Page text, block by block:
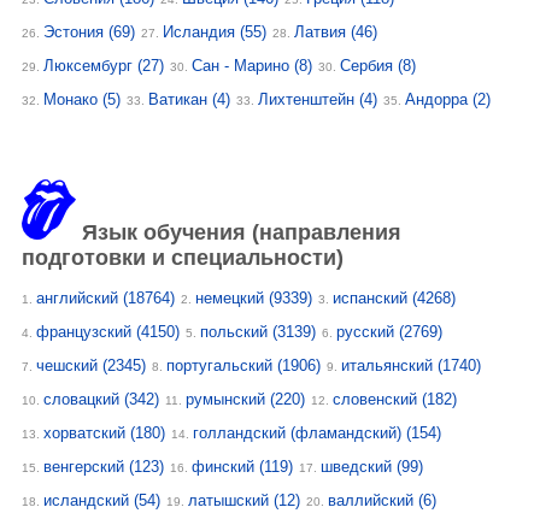
26. Эстония (69) 27. Исландия (55) 28. Латвия (46)
29. Люксембург (27) 30. Сан - Марино (8) 30. Сербия (8)
32. Монако (5) 33. Ватикан (4) 33. Лихтенштейн (4) 35. Андорра (2)
Язык обучения (направления
подготовки и специальности)
1. английский (18764) 2. немецкий (9339) 3. испанский (4268)
4. французский (4150) 5. польский (3139) 6. русский (2769)
7. чешский (2345) 8. португальский (1906) 9. итальянский (1740)
10. словацкий (342) 11. румынский (220) 12. словенский (182)
13. хорватский (180) 14. голландский (фламандский) (154)
15. венгерский (123) 16. финский (119) 17. шведский (99)
18. исландский (54) 19. латышский (12) 20. валлийский (6)